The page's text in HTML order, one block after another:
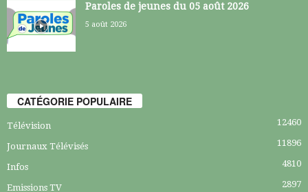
Paroles de jeunes du 05 août 2026
5 août 2026
CATÉGORIE POPULAIRE
Télévision 12460
Journaux Télévisés 11896
Infos 4810
Emissions TV 2897